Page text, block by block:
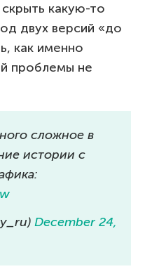
какую-то
двух версий «до
как именно
проблемы не
сложное в
истории с
December 24,